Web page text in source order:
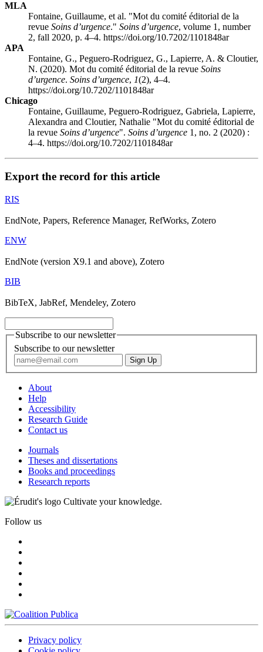
MLA
Fontaine, Guillaume, et al. "Mot du comité éditorial de la
revue Soins d’urgence." Soins d’urgence, volume 1, number
2, fall 2020, p. 4–4. https://doi.org/10.7202/1101848ar
APA
Fontaine, G., Peguero-Rodriguez, G., Lapierre, A. & Cloutier,
N. (2020). Mot du comité éditorial de la revue Soins
d’urgence. Soins d’urgence, 1(2), 4–4.
https://doi.org/10.7202/1101848ar
Chicago
Fontaine, Guillaume, Peguero-Rodriguez, Gabriela, Lapierre,
Alexandra and Cloutier, Nathalie "Mot du comité éditorial de
la revue Soins d’urgence". Soins d’urgence 1, no. 2 (2020) :
4–4. https://doi.org/10.7202/1101848ar
Export the record for this article
RIS
EndNote, Papers, Reference Manager, RefWorks, Zotero
ENW
EndNote (version X9.1 and above), Zotero
BIB
BibTeX, JabRef, Mendeley, Zotero
Subscribe to our newsletter
Subscribe to our newsletter
About
Help
Accessibility
Research Guide
Contact us
Journals
Theses and dissertations
Books and proceedings
Research reports
Cultivate your knowledge.
Follow us
Privacy policy